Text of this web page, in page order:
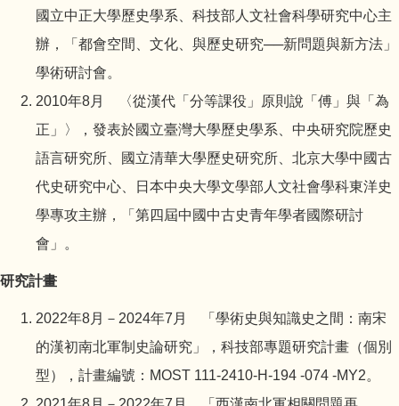
國立中正大學歷史學系、科技部人文社會科學研究中心主
辦，「都會空間、文化、與歷史研究──新問題與新方法」
學術研討會。
2010年8月 〈從漢代「分等課役」原則說「傅」與「為
正」〉，發表於國立臺灣大學歷史學系、中央研究院歷史
語言研究所、國立清華大學歷史研究所、北京大學中國古
代史研究中心、日本中央大學文學部人文社會學科東洋史
學專攻主辦，「第四屆中國中古史青年學者國際研討
會」。
研究計畫
2022年8月－2024年7月 「學術史與知識史之間：南宋
的漢初南北軍制史論研究」，科技部專題研究計畫（個別
型），計畫編號：MOST 111-2410-H-194 -074 -MY2。